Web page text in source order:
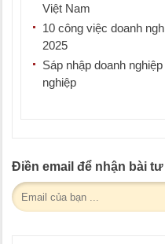
Việt Nam
10 công việc doanh
2025
Sáp nhập doanh
nghiệp
Điền email để nhận bài